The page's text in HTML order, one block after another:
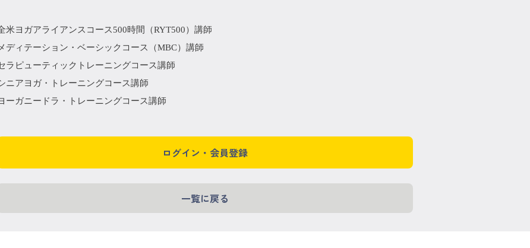
米ヨガアライアンスコース500時間（RYT500）講師
ディテーション・ベーシックコース（MBC）講師
ラピューティックトレーニングコース講師
ニアヨガ・トレーニングコース講師
ーガニードラ・トレーニングコース講師
ログイン・会員登録
一覧に戻る